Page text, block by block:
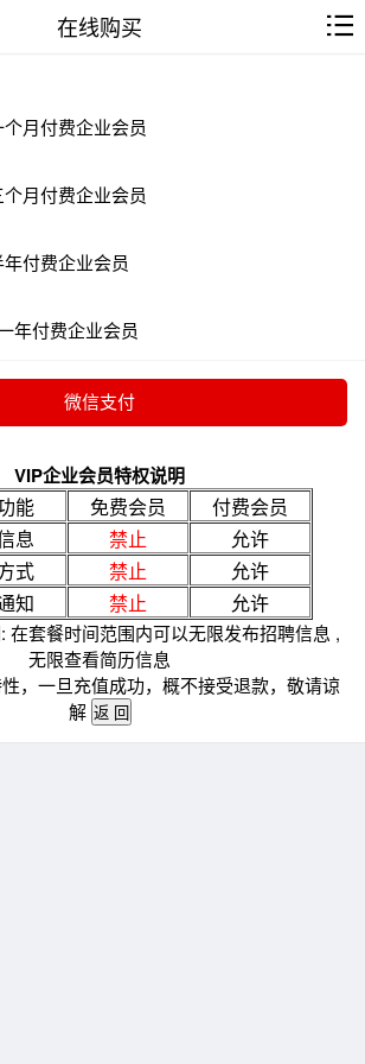
在线购买
月付费企业会员
月付费企业会员
付费企业会员
年付费企业会员
VIP企业会员特权说明
能 免费会员
付费会员
息
禁止
允许
式
禁止
允许
知
禁止 允许
在套餐时间范围内可以无限发布招聘信息 ,
无限查看简历信息
，一旦充值成功，概不接受退款，敬请谅
解